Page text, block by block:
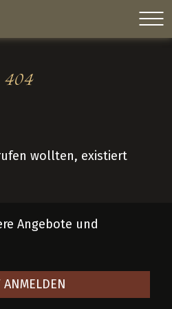
404
wollten, existiert
Angebote und
ANMELDEN